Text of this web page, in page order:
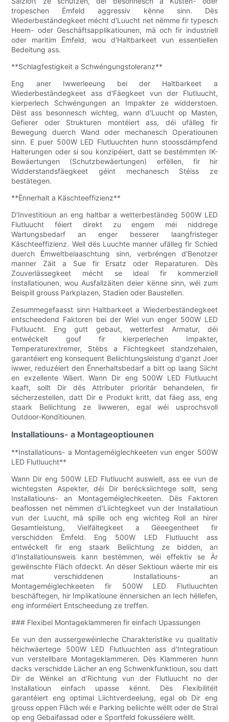
tropeschen Ëmfeld aggressiv kënne sinn. Dës
Wiederbeständegkeet mécht d'Luucht net nëmme fir typesch
Heem- oder Geschäftsapplikatiounen, mä och fir industriell
oder maritim Ëmfeld, wou d'Haltbarkeet vun essentiellen
Bedeitung ass.
**Schlagfestigkeit a Schwéngungstoleranz**
Eng aner Iwwerleeung bei der Haltbarkeet a
Wiederbeständegkeet ass d'Fäegkeet vun der Flutluucht,
kierperlech Schwéngungen an Impakter ze widderstoen.
Dëst ass besonnesch wichteg, wann d'Luucht op Masten,
Gefierer oder Strukturen montéiert ass, déi ufälleg fir
Bewegung duerch Wand oder mechanesch Operatiounen
sinn. E puer 500W LED Flutluuchten hunn stoossdämpfend
Halterungen oder si sou konzipéiert, datt se bestëmmten IK-
Bewäertungen (Schutzbewäertungen) erfëllen, fir hir
Widderstandsfäegkeet géint mechanesch Stéiss ze
bestätegen.
**Ënnerhalt a Käschteeffizienz**
D'Investitioun an eng haltbar a wetterbeständeg 500W LED
Flutluucht féiert direkt zu engem méi niddrege
Wartungsbedarf an enger besserer laangfristeger
Käschteeffizienz. Well dës Luuchte manner ufälleg fir Schied
duerch Ëmweltbelaaschtung sinn, verbréngen d'Benotzer
manner Zäit a Sue fir Ersatz oder Reparaturen. Dës
Zouverlässegkeet mécht se ideal fir kommerziell
Installatiounen, wou Ausfallzäiten deier kënne sinn, wéi zum
Beispill grouss Parkplazen, Stadien oder Baustellen.
Zesummegefaasst sinn Haltbarkeet a Wiederbeständegkeet
entscheedend Faktoren bei der Wiel vun enger 500W LED
Flutluucht. Eng gutt gebaut, wetterfest Armatur, déi
entwéckelt gouf fir kierperlechen Impakter,
Temperaturextremer, Stëbs a Fiichtegkeet standzehalen,
garantéiert eng konsequent Beliichtungsleistung d'ganzt Joer
iwwer, reduzéiert den Ënnerhaltsbedarf a bitt op laang Siicht
en exzellente Wäert. Wann Dir eng 500W LED Flutluucht
kaaft, sollt Dir dës Attributer prioritär behandelen, fir
sécherzestellen, datt Dir e Produkt kritt, dat fäeg ass, eng
staark Beliichtung ze liwweren, egal wéi usprochsvoll
Outdoor-Konditiounen.
Installatiouns- a Montageoptiounen
**Installatiouns- a Montageméiglechkeeten vun enger 500W
LED Flutluucht**
Wann Dir eng 500W LED Flutluucht auswielt, ass ee vun de
wichtegsten Aspekter, déi Dir berécksiichtege sollt, seng
Installatiouns- an Montageméiglechkeeten. Dës Faktoren
beaflossen net nëmmen d'Liichtegkeet vun der Installatioun
vun der Luucht, mä spille och eng wichteg Roll an hirer
Gesamtleistung, Vielfältegkeet a Gëeegentheet fir
verschidden Ëmfeld. Eng 500W LED Flutluucht ass
entwéckelt fir eng staark Beliichtung ze bidden, an
d'Installatiounsweis kann bestëmmen, wéi effektiv se Är
gewënschte Fläch ofdeckt. An dëser Sektioun wäerte mir eis
mat verschiddenen Installatiouns- an
Montageméiglechkeeten fir 500W LED Flutluuchten
beschäftegen, hir Implikatioune ënnersichen an Iech hëllefen,
eng informéiert Entscheedung ze treffen.
### Flexibel Montageklammeren fir einfach Upassungen
Ee vun den aussergewéinleche Charakteristike vu qualitativ
héichwäertege 500W LED Flutluuchten ass d'Integratioun
vun verstellbare Montageklammeren. Dës Klammeren hunn
dacks verschidde Lächer an eng Schwenkfunktioun, sou datt
Dir de Wénkel an d'Richtung vun der Flutluucht no der
Installatioun einfach upasse kënnt. Dës Flexibilitéit
garantéiert eng optimal Liichtverdeelung, egal ob Dir eng
grouss oppen Fläch wéi e Parking beliichte wëllt oder de Stral
op eng Gebaifassad oder e Sportfeld fokusséiere wëllt.